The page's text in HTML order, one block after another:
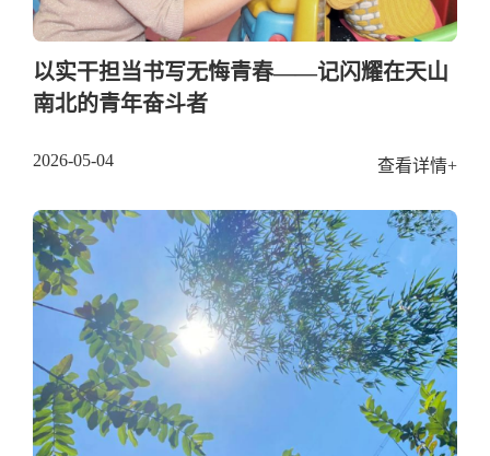
以实干担当书写无悔青春——记闪耀在天山
南北的青年奋斗者
2026-05-04 查看详情+